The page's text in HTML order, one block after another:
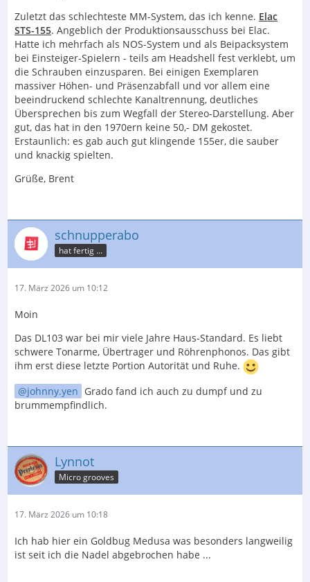
Zuletzt das schlechteste MM-System, das ich kenne. Elac
STS-155. Angeblich der Produktionsausschuss bei Elac.
Hatte ich mehrfach als NOS-System und als Beipacksystem
bei Einsteiger-Spielern - teils am Headshell fest verklebt, um
die Schrauben einzusparen. Bei einigen Exemplaren
massiver Höhen- und Präsenzabfall und vor allem eine
beeindruckend schlechte Kanaltrennung, deutliches
Übersprechen bis zum Wegfall der Stereo-Darstellung. Aber
gut, das hat in den 1970ern keine 50,- DM gekostet.
Erstaunlich: es gab auch gut klingende 155er, die sauber
und knackig spielten.
Grüße, Brent
schnupperabo
hat fertig ...
17. März 2026 um 10:12
Moin
Das DL103 war bei mir viele Jahre Haus-Standard. Es liebt
schwere Tonarme, Übertrager und Röhrenphonos. Das gibt
ihm erst diese letzte Portion Autorität und Ruhe.
johnny.yen Grado fand ich auch zu dumpf und zu
brummempfindlich.
Lynnot
Micro grooves
17. März 2026 um 10:18
Ich hab hier ein Goldbug Medusa was besonders langweilig
ist seit ich die Nadel abgebrochen habe ...